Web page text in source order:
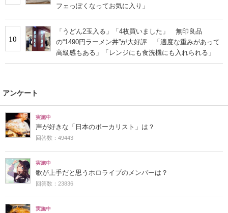
フェっぽくなってお気に入り」
10
「うどん2玉入る」「4枚買いました」 無印良品
の“1490円ラーメン丼”が大好評 「適度な重みがあって
高級感もある」「レンジにも食洗機にも入れられる」
アンケート
実施中
声が好きな「日本のボーカリスト」は？
回答数：49443
実施中
歌が上手だと思うホロライブのメンバーは？
回答数：23836
実施中